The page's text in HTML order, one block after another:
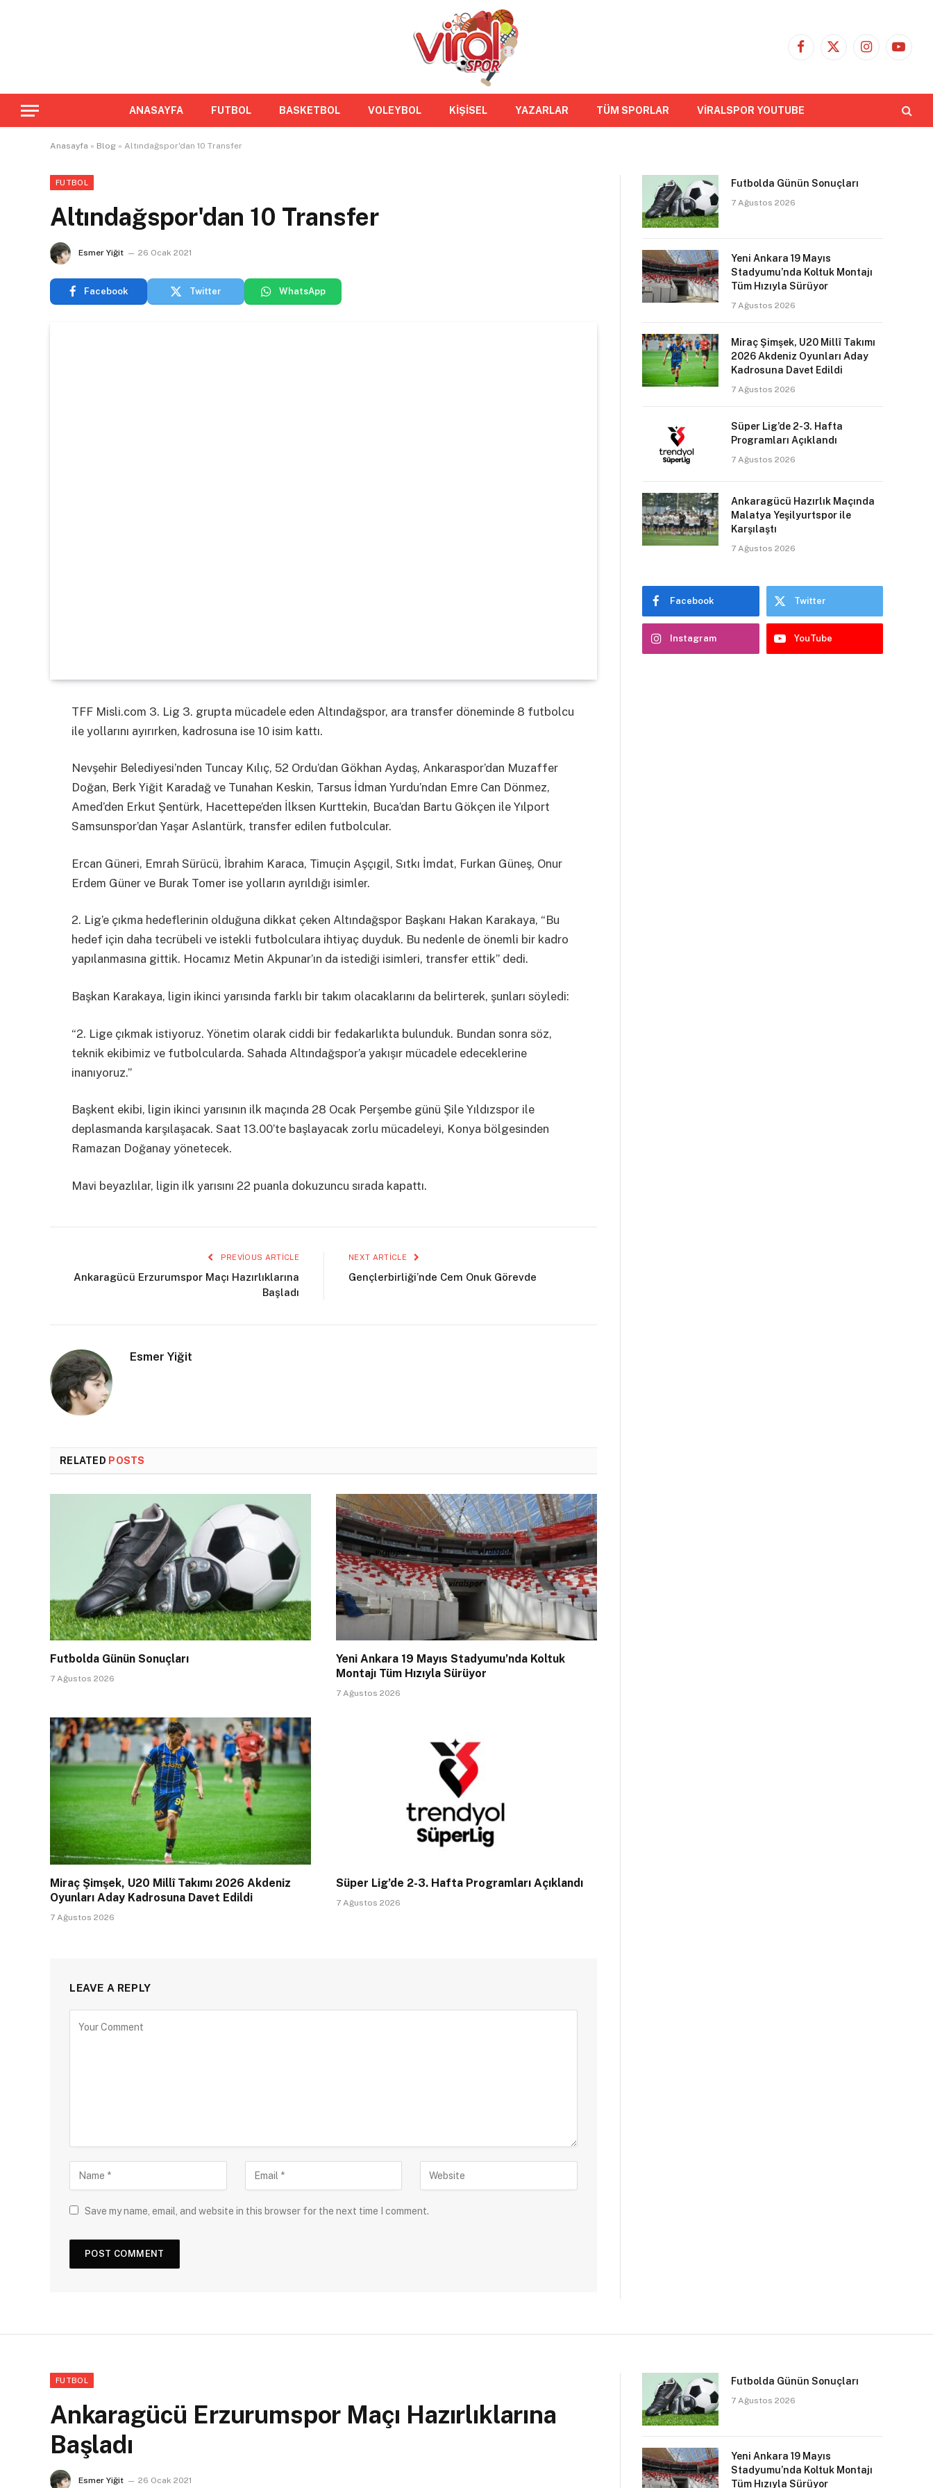
Facebook
X
Instagram
ANASAYFA FUTBOL BASKETBOL VOLEYBOL KİŞİSEL YAZARLAR TÜM SPORLAR VİRALSPOR YOUTUBE
Anasayfa » Blog » Altındağspor'dan 10 Transfer
FUTBOL
Altındağspor'dan 10 Transfer
Esmer Yiğit 26 Ocak 2021
Facebook Twitter WhatsApp
TFF Misli.com 3. Lig 3. grupta mücadele eden Altındağspor, ara transfer döneminde 8 futbolcu
ile yollarını ayırırken, kadrosuna ise 10 isim kattı.
Nevşehir Belediyesi’nden Tuncay Kılıç, 52 Ordu’dan Gökhan Aydaş, Ankaraspor’dan Muzaffer
Doğan, Berk Yiğit Karadağ ve Tunahan Keskin, Tarsus İdman Yurdu’ndan Emre Can Dönmez,
Amed’den Erkut Şentürk, Hacettepe’den İlksen Kurttekin, Buca’dan Bartu Gökçen ile Yılport
Samsunspor’dan Yaşar Aslantürk, transfer edilen futbolcular.
Ercan Güneri, Emrah Sürücü, İbrahim Karaca, Timuçin Aşçıgil, Sıtkı İmdat, Furkan Güneş, Onur
Erdem Güner ve Burak Tomer ise yolların ayrıldığı isimler.
2. Lig’e çıkma hedeflerinin olduğuna dikkat çeken Altındağspor Başkanı Hakan Karakaya, “Bu
hedef için daha tecrübeli ve istekli futbolculara ihtiyaç duyduk. Bu nedenle de önemli bir kadro
yapılanmasına gittik. Hocamız Metin Akpunar’ın da istediği isimleri, transfer ettik” dedi.
Başkan Karakaya, ligin ikinci yarısında farklı bir takım olacaklarını da belirterek, şunları söyledi:
“2. Lige çıkmak istiyoruz. Yönetim olarak ciddi bir fedakarlıkta bulunduk. Bundan sonra söz,
teknik ekibimiz ve futbolcularda. Sahada Altındağspor’a yakışır mücadele edeceklerine
inanıyoruz.”
Başkent ekibi, ligin ikinci yarısının ilk maçında 28 Ocak Perşembe günü Şile Yıldızspor ile
deplasmanda karşılaşacak. Saat 13.00’te başlayacak zorlu mücadeleyi, Konya bölgesinden
Ramazan Doğanay yönetecek.
Mavi beyazlılar, ligin ilk yarısını 22 puanla dokuzuncu sırada kapattı.
PREVIOUS ARTICLE
Ankaragücü Erzurumspor Maçı Hazırlıklarına
Başladı
NEXT ARTICLE
Gençlerbirliği’nde Cem Onuk Görevde
Esmer Yiğit
RELATED POSTS
Futbolda Günün Sonuçları
7 Ağustos 2026
Yeni Ankara 19 Mayıs Stadyumu’nda Koltuk
Montajı Tüm Hızıyla Sürüyor
7 Ağustos 2026
Miraç Şimşek, U20 Millî Takımı 2026 Akdeniz
Oyunları Aday Kadrosuna Davet Edildi
7 Ağustos 2026
Süper Lig’de 2-3. Hafta Programları Açıklandı
7 Ağustos 2026
LEAVE A REPLY
Save my name, email, and website in this browser for the next time I comment.
Futbolda Günün Sonuçları
7 Ağustos 2026
Yeni Ankara 19 Mayıs
Stadyumu’nda Koltuk Montajı
Tüm Hızıyla Sürüyor
7 Ağustos 2026
Miraç Şimşek, U20 Millî Takımı
2026 Akdeniz Oyunları Aday
Kadrosuna Davet Edildi
7 Ağustos 2026
Süper Lig’de 2-3. Hafta
Programları Açıklandı
7 Ağustos 2026
Ankaragücü Hazırlık Maçında
Malatya Yeşilyurtspor ile
Karşılaştı
7 Ağustos 2026
Facebook Twitter
Instagram YouTube
FUTBOL
Ankaragücü Erzurumspor Maçı Hazırlıklarına
Başladı
Esmer Yiğit 26 Ocak 2021
Futbolda Günün Sonuçları
7 Ağustos 2026
Yeni Ankara 19 Mayıs
Stadyumu’nda Koltuk Montajı
Tüm Hızıyla Sürüyor